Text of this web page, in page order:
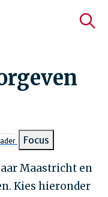
Focus
Maastricht en
Kies hieronder